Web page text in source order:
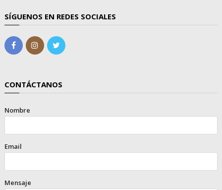
SÍGUENOS EN REDES SOCIALES
CONTÁCTANOS
Nombre
Email
Mensaje